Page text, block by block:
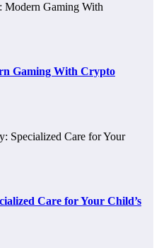
Gaming With Crypto
Care for Your Child’s